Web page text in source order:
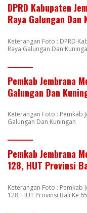
DPRD Kabupaten
Raya Galungan
Keterangan Foto : DPRD
Raya Galungan Dan
Pemkab Jembrana
Galungan Dan
Keterangan Foto : Pemkab
Galungan Dan Kuningan
Pemkab Jembrana
128, HUT Provinsi
Keterangan Foto : Pemkab
128, HUT Provinsi Bali Ke